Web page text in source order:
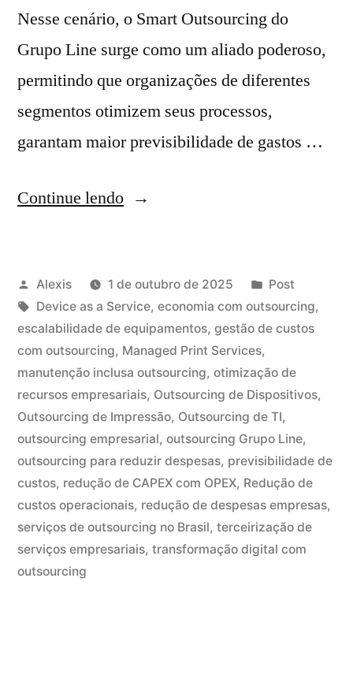
Nesse cenário, o Smart Outsourcing do
Grupo Line surge como um aliado poderoso,
permitindo que organizações de diferentes
segmentos otimizem seus processos,
garantam maior previsibilidade de gastos …
Continue lendo
Alexis 1 de outubro de 2025
Post
Device as a Service, economia com outsourcing,
escalabilidade de equipamentos, gestão de custos
com outsourcing, Managed Print Services,
manutenção inclusa outsourcing, otimização de
recursos empresariais, Outsourcing de Dispositivos,
Outsourcing de Impressão, Outsourcing de TI,
outsourcing empresarial, outsourcing Grupo Line,
outsourcing para reduzir despesas, previsibilidade de
custos, redução de CAPEX com OPEX, Redução de
custos operacionais, redução de despesas empresas,
serviços de outsourcing no Brasil, terceirização de
serviços empresariais, transformação digital com
outsourcing